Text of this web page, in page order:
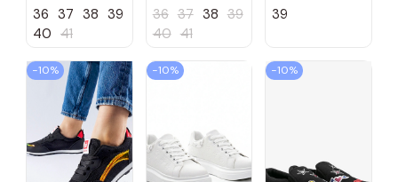
Casey
36 37 38 39
40 41
36 37 38 39
40 41
39
−10% −10% −10%